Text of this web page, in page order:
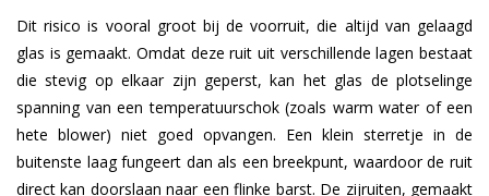
Dit risico is vooral groot bij de voorruit, die altijd van gelaagd
glas is gemaakt. Omdat deze ruit uit verschillende lagen bestaat
die stevig op elkaar zijn geperst, kan het glas de plotselinge
spanning van een temperatuurschok (zoals warm water of een
hete blower) niet goed opvangen. Een klein sterretje in de
buitenste laag fungeert dan als een breekpunt, waardoor de ruit
direct kan doorslaan naar een flinke barst. De zijruiten, gemaakt